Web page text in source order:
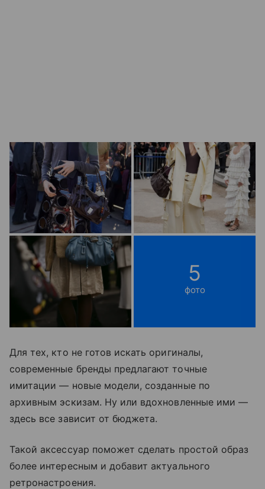
5
фото
Для тех, кто не готов искать оригиналы,
современные бренды предлагают точные
имитации — новые модели, созданные по
архивным эскизам. Ну или вдохновленные ими —
здесь все зависит от бюджета.
Такой аксессуар поможет сделать простой образ
более интересным и добавит актуального
ретронастроения.